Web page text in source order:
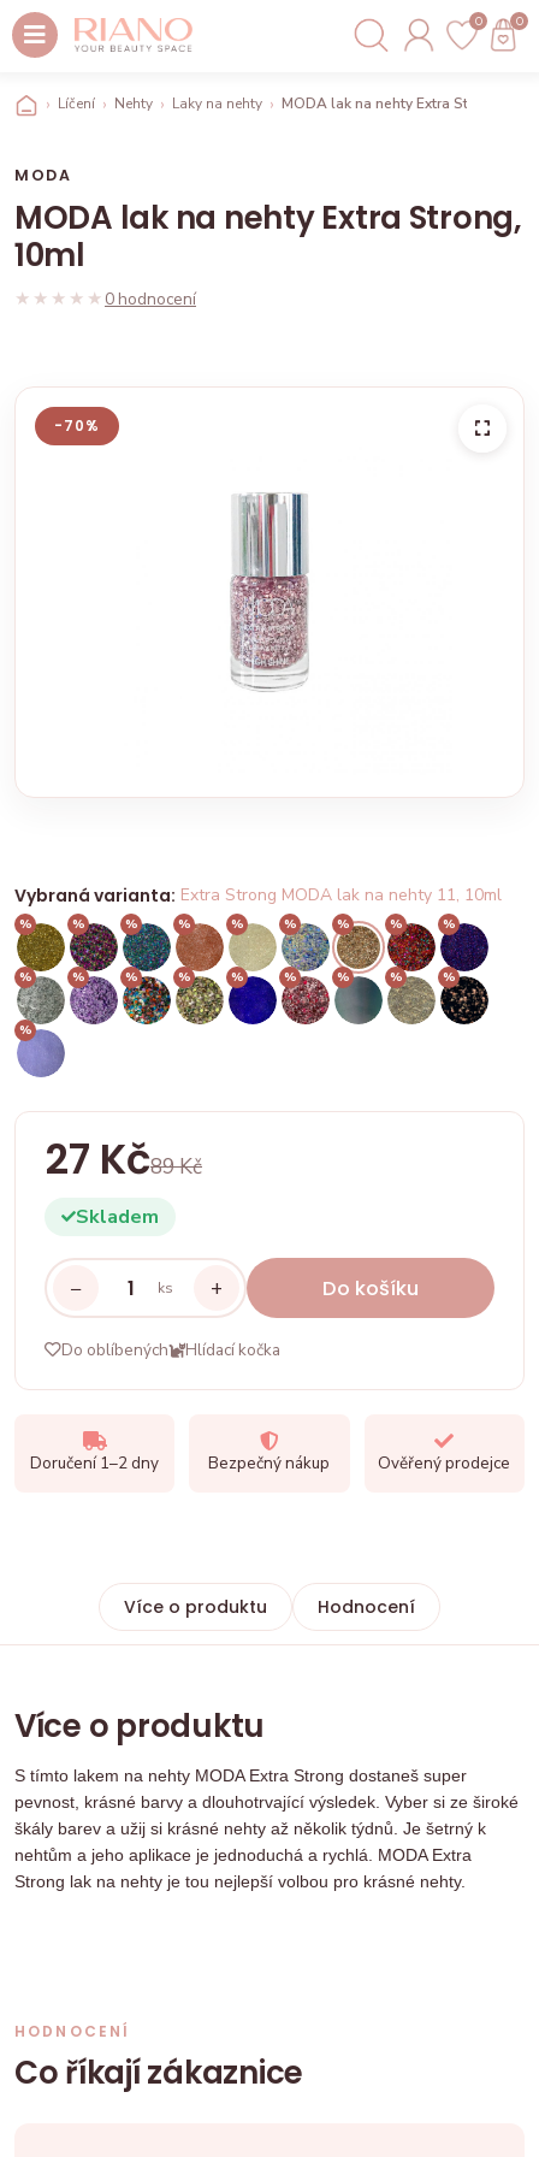
0 0
Líčení Nehty Laky na nehty MODA lak na nehty Extra Strong,
MODA
MODA lak na nehty Extra Strong,
10ml
★★★★★
★★★★★ 0 hodnocení
-70%
Vybraná varianta: Extra Strong MODA lak na nehty 11, 10ml
% % % % % % % % %
% % % % % % % % %
%
27 Kč89 Kč
Skladem
− ks + Do košíku
Do oblíbených Hlídací kočka
Doručení 1–2 dny Bezpečný nákup Ověřený prodejce
Více o produktu Hodnocení
Více o produktu
S tímto lakem na nehty MODA Extra Strong dostaneš super
pevnost, krásné barvy a dlouhotrvající výsledek. Vyber si ze široké
škály barev a užij si krásné nehty až několik týdnů. Je šetrný k
nehtům a jeho aplikace je jednoduchá a rychlá. MODA Extra
Strong lak na nehty je tou nejlepší volbou pro krásné nehty.
HODNOCENÍ
Co říkají zákaznice